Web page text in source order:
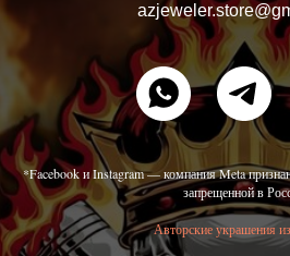
*Facebook и Instagram — компания Meta
запрещенной в
Авторские украшения